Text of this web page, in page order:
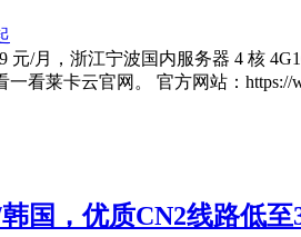
/月，浙江宁波国内服务器 4 核
一看莱卡云官网。 官方网站：
国，优质CN2线路低至